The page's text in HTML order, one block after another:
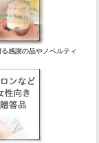
感謝の品やノベルティ